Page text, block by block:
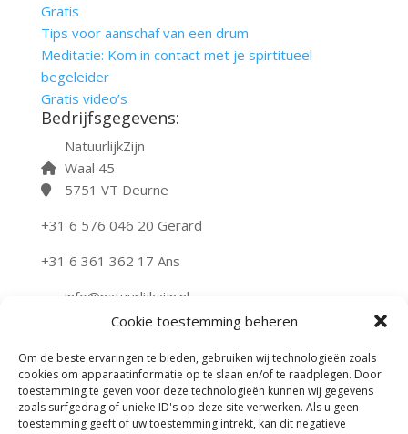
Cookie toestemming beheren
Om de beste ervaringen te bieden, gebruiken wij technologieën zoals
cookies om apparaatinformatie op te slaan en/of te raadplegen. Door
toestemming te geven voor deze technologieën kunnen wij gegevens
zoals surfgedrag of unieke ID's op deze site verwerken. Als u geen
toestemming geeft of uw toestemming intrekt, kan dit negatieve
Gratis
Tips voor aanschaf van een drum
Meditatie: Kom in contact met je spirtitueel
begeleider
Gratis video’s
Bedrijfsgegevens:
NatuurlijkZijn
Waal 45
5751 VT Deurne
+31 6 576 046 20 Gerard
+31 6 361 362 17 Ans
info@natuurlijkzijn.nl
natuurlijkzijn.nl
KvK-nummer: 50643843
AL ONZE TEKSTEN ZIJN CC PROOF BESCHERMD
Algemene voorwaarden